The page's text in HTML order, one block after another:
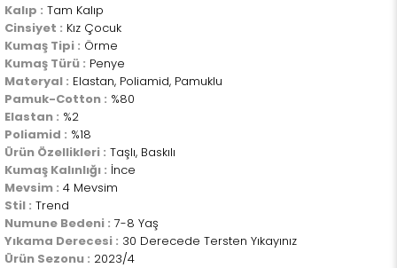
Kalıp : Tam Kalıp
Cinsiyet : Kız Çocuk
Kumaş Tipi : Örme
Kumaş Türü : Penye
Materyal : Elastan, Poliamid, Pamuklu
Pamuk-Cotton : %80
Elastan : %2
Poliamid : %18
Ürün Özellikleri : Taşlı, Baskılı
Kumaş Kalınlığı : İnce
Mevsim : 4 Mevsim
Stil : Trend
Numune Bedeni : 7-8 Yaş
Yıkama Derecesi : 30 Derecede Tersten Yıkayınız
Ürün Sezonu : 2023/4